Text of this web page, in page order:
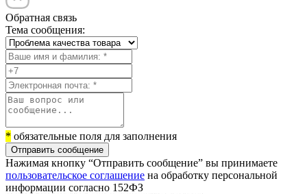
Обратная связь
Тема сообщения:
* обязательные поля для заполнения
Отправить сообщение
Нажимая кнопку “Отправить сообщение” вы принимаете
пользовательское соглашение на обработку персональной
информации согласно 152ФЗ